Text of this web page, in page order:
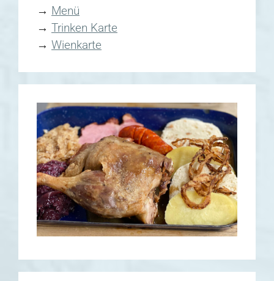
→ Menü
→ Trinken Karte
→ Wienkarte